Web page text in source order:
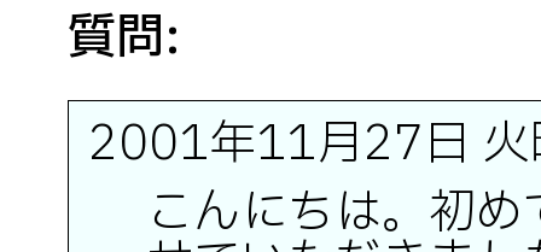
質問:
2001年11月27日
こんにちは。初